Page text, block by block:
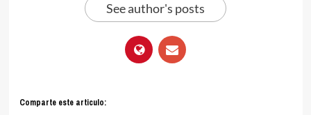
See author's posts
Comparte este articulo: